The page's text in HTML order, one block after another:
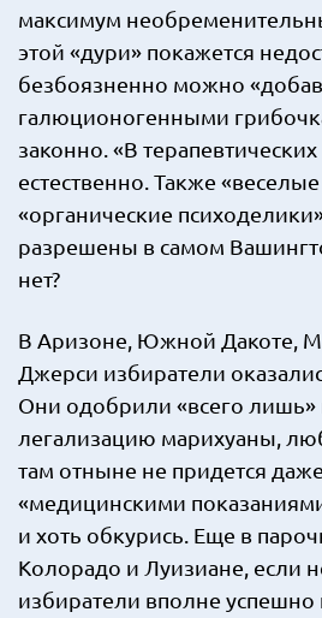
максимум
этой «дури» покажется
безбоязненно можно
галюционогенными
законно. «В терапевтических
естественно. Также
«органические
разрешены в самом
нет?
В Аризоне, Южной Дакоте,
Джерси избиратели
Они одобрили «всего
легализацию марихуаны,
там отныне не придется
«медицинскими
и хоть обкурись. Еще в
Колорадо и Луизиане, если
избиратели вполне успешно